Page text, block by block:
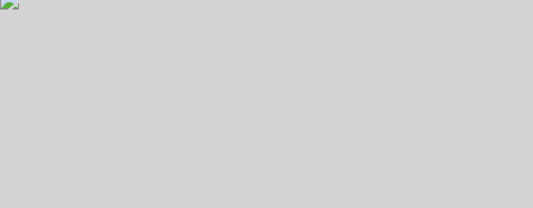
Destaques